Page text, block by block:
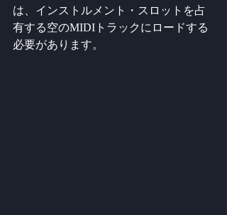
は、インストルメント・スロットを占
有する空のMIDIトラックにロードする
必要があります。